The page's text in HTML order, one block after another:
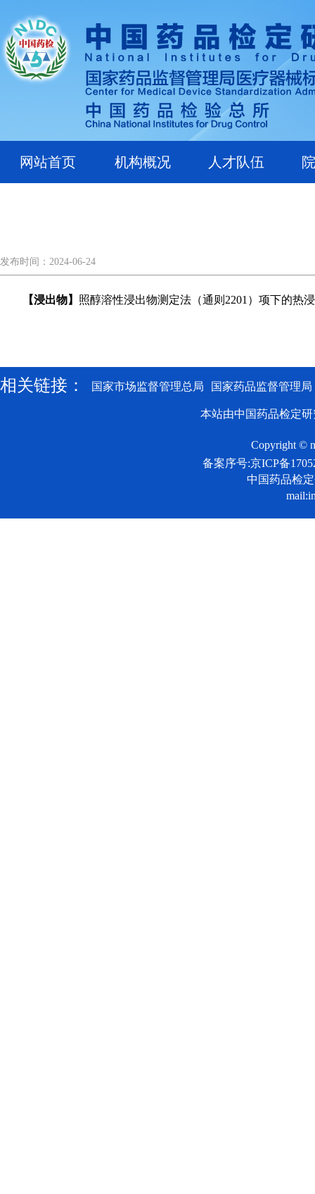
网站首页 机构概况 人才队伍
发布时间：2024-06-24
【浸出物】 照醇溶性浸出物测定法（通则2201）项下的热
相关链接： 国家市场监督管理总局 国家药品监督管理局
本站由中国药品检定
Copyright ©
备案序号:京ICP备
中国药品检